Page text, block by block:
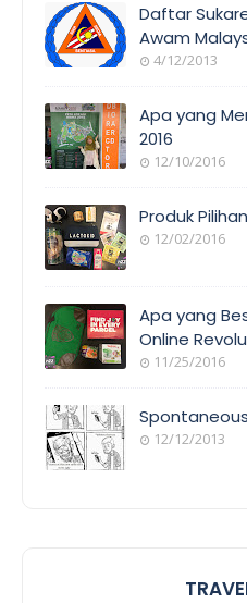
Daftar
Awam
4/12/2013
Apa yang
2016
12/10/2016
Produk
12/02/2016
Apa yang
Online
11/25/2016
12/12/2013